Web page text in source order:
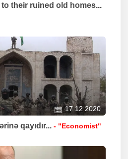
their ruined old homes...
17 12 2020
qayıdır... - "Economist"